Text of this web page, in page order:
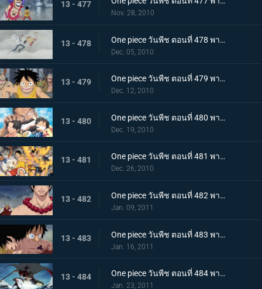
13 - 477
Nov. 28, 2010
13 - 478 One piece วันพีช ตอนที่ 478 พากย์ไทย เพื่อคำสัญญา!! การปะทะของ ลูฟี่ กับ โคบี้
Dec. 05, 2010
13 - 479 One piece วันพีช ตอนที่ 479 พากย์ไทย แท่นประหารอยู่แค่เอื้อม! ทางไปหาเอสเปิดออกแล้ว!!
Dec. 12, 2010
13 - 480 One piece วันพีช ตอนที่ 480 พากย์ไทย บนเส้นทางที่แตกต่างกัน! ลูฟี่ ปะทะ การ์ป
Dec. 19, 2010
13 - 481 One piece วันพีช ตอนที่ 481 พากย์ไทย ช่วยเอสสำเร็จ!!! คำสั่งสุดท้ายของหนวดขาว!
Dec. 26, 2010
13 - 482 One piece วันพีช ตอนที่ 482 พากย์ไทย พลังที่แผดเผาได้แม้แต่ไฟ การไล่ล่าอย่างโหดเหี้ยมของอาคาอินุ
Jan. 09, 2011
13 - 483 One piece วันพีช ตอนที่ 483 พากย์ไทย ตามหาคำตอบ เอสหมัดอัคคีตายในสนามรบ
Jan. 16, 2011
13 - 484 One piece วันพีช ตอนที่ 484 พากย์ไทย ศูนย์ใหญ่พินาศ! ความโกรธของหนวดขาวที่ไร้ซึ่งคำพูดใดๆ!
Jan. 23, 2011